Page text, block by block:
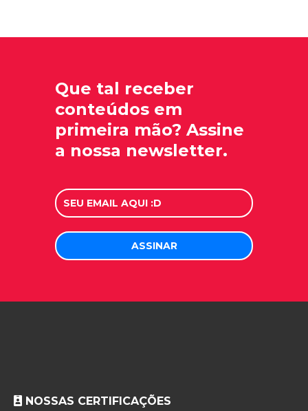
Que tal receber
conteúdos em
primeira mão? Assine
a nossa newsletter.
NOSSAS CERTIFICAÇÕES